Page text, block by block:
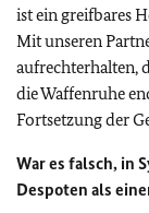
ist ein greifbares
Mit unseren
aufrechterhalten,
die Waffenruhe
Fortsetzung der
War es falsch, in
Despoten als